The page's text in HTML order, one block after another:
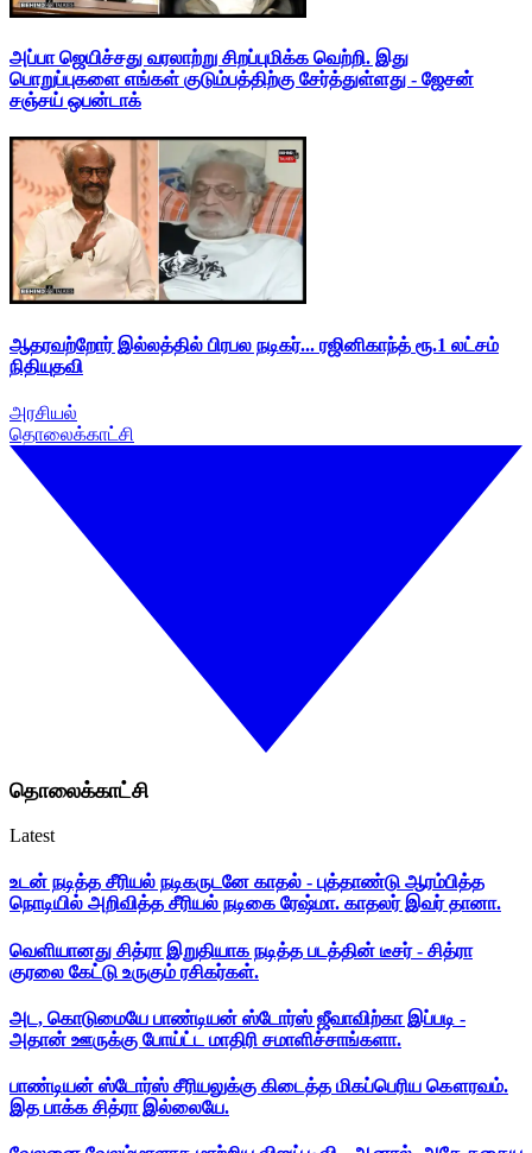
அப்பா ஜெயிச்சது வரலாற்று சிறப்புமிக்க வெற்றி. இது
பொறுப்புகளை எங்கள் குடும்பத்திற்கு சேர்த்துள்ளது - ஜேசன்
சஞ்சய் ஒபன்டாக்
ஆதரவற்றோர் இல்லத்தில் பிரபல நடிகர்... ரஜினிகாந்த் ரூ.1 லட்சம்
நிதியுதவி
அரசியல்
தொலைக்காட்சி
தொலைக்காட்சி
Latest
உடன் நடித்த சீரியல் நடிகருடனே காதல் - புத்தாண்டு ஆரம்பித்த
நொடியில் அறிவித்த சீரியல் நடிகை ரேஷ்மா. காதலர் இவர் தானா.
வெளியானது சித்ரா இறுதியாக நடித்த படத்தின் டீசர் - சித்ரா
குரலை கேட்டு உருகும் ரசிகர்கள்.
அட, கொடுமையே பாண்டியன் ஸ்டோர்ஸ் ஜீவாவிற்கா இப்படி -
அதான் ஊருக்கு போய்ட்ட மாதிரி சமாளிச்சாங்களா.
பாண்டியன் ஸ்டோர்ஸ் சீரியலுக்கு கிடைத்த மிகப்பெரிய கௌரவம்.
இத பாக்க சித்ரா இல்லையே.